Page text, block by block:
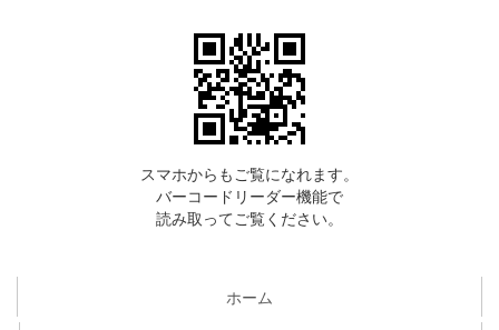
スマホからもご覧になれます。
バーコードリーダー機能で
読み取ってご覧ください。
ホーム